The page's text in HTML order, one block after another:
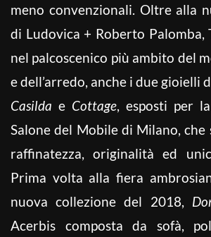
meno convenzionali. Oltre alla
di Ludovica + Roberto Palomba,
nel palcoscenico più ambito del
e dell’arredo, anche i due gioielli
Casilda e Cottage, esposti per
Salone del Mobile di Milano, che
raffinatezza, originalità ed
Prima volta alla fiera
nuova collezione del 2018,
Acerbis composta da sofà,